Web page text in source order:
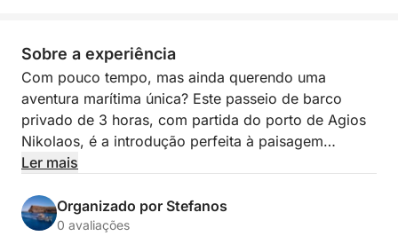
Sobre a experiência
Com pouco tempo, mas ainda querendo uma
aventura marítima única? Este passeio de barco
privado de 3 horas, com partida do porto de Agios
Nikolaos, é a introdução perfeita à paisagem
tradicional cretense à beira-mar, repleta de charme
Liderado por um capitão profissional de uma família
Ler mais
Organizado por Stefanos
0 avaliações